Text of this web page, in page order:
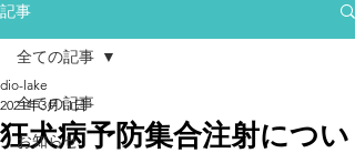
記事
全ての記事
お知らせ
全ての記事
狂犬病予防集合注射につい
dio-lake
2021年3月11日